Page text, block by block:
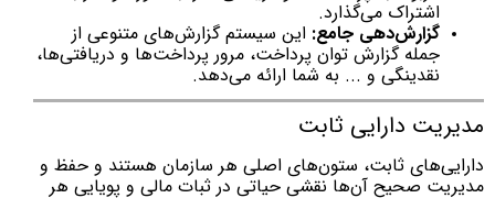
اشتراک می‌گذارد.
گزارش‌دهی جامع: این سیستم گزارش‌های متنوعی از
جمله گزارش توان پرداخت، مرور پرداخت‌ها و دریافتی‌ها،
نقدینگی و ... به شما ارائه می‌دهد.
مدیریت دارایی ثابت
دارایی‌های ثابت، ستون‌های اصلی هر سازمان هستند و حفظ و
مدیریت صحیح آن‌ها نقشی حیاتی در ثبات مالی و پویایی هر